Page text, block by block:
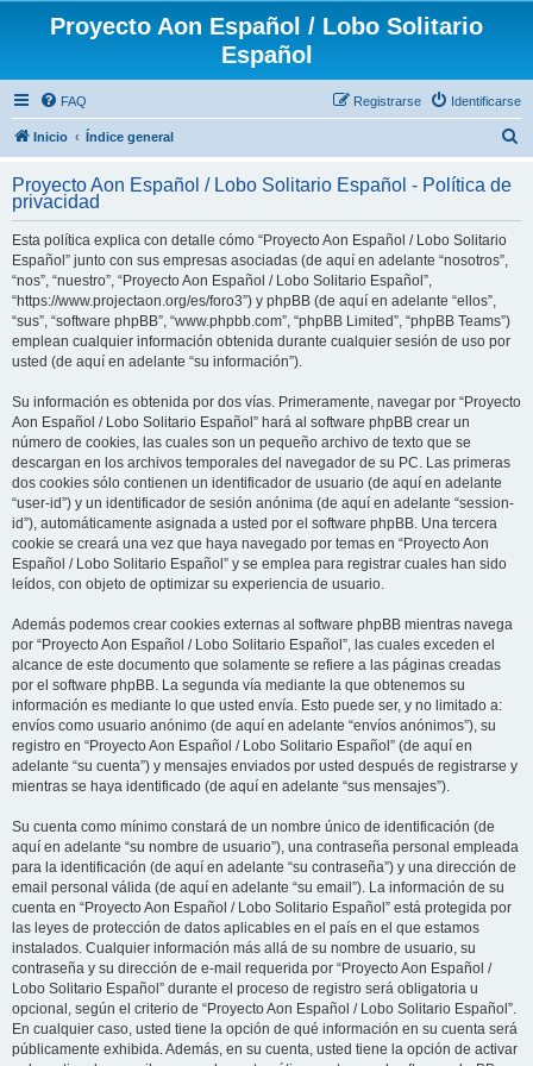
Proyecto Aon Español / Lobo Solitario
Español
FAQ Identificarse
Registrarse
Inicio Índice general
c
Proyecto Aon Español / Lobo Solitario Español - Política de
privacidad
Esta política explica con detalle cómo “Proyecto Aon Español / Lobo Solitario
Español” junto con sus empresas asociadas (de aquí en adelante “nosotros”,
“nos”, “nuestro”, “Proyecto Aon Español / Lobo Solitario Español”,
“https://www.projectaon.org/es/foro3”) y phpBB (de aquí en adelante “ellos”,
“sus”, “software phpBB”, “www.phpbb.com”, “phpBB Limited”, “phpBB Teams”)
emplean cualquier información obtenida durante cualquier sesión de uso por
usted (de aquí en adelante “su información”).
Su información es obtenida por dos vías. Primeramente, navegar por “Proyecto
Aon Español / Lobo Solitario Español” hará al software phpBB crear un
número de cookies, las cuales son un pequeño archivo de texto que se
descargan en los archivos temporales del navegador de su PC. Las primeras
dos cookies sólo contienen un identificador de usuario (de aquí en adelante
“user-id”) y un identificador de sesión anónima (de aquí en adelante “session-
id”), automáticamente asignada a usted por el software phpBB. Una tercera
cookie se creará una vez que haya navegado por temas en “Proyecto Aon
Español / Lobo Solitario Español” y se emplea para registrar cuales han sido
leídos, con objeto de optimizar su experiencia de usuario.
Además podemos crear cookies externas al software phpBB mientras navega
por “Proyecto Aon Español / Lobo Solitario Español”, las cuales exceden el
alcance de este documento que solamente se refiere a las páginas creadas
por el software phpBB. La segunda vía mediante la que obtenemos su
información es mediante lo que usted envía. Esto puede ser, y no limitado a:
envíos como usuario anónimo (de aquí en adelante “envíos anónimos”), su
registro en “Proyecto Aon Español / Lobo Solitario Español” (de aquí en
adelante “su cuenta”) y mensajes enviados por usted después de registrarse y
mientras se haya identificado (de aquí en adelante “sus mensajes”).
Su cuenta como mínimo constará de un nombre único de identificación (de
aquí en adelante “su nombre de usuario”), una contraseña personal empleada
para la identificación (de aquí en adelante “su contraseña”) y una dirección de
email personal válida (de aquí en adelante “su email”). La información de su
cuenta en “Proyecto Aon Español / Lobo Solitario Español” está protegida por
las leyes de protección de datos aplicables en el país en el que estamos
instalados. Cualquier información más allá de su nombre de usuario, su
contraseña y su dirección de e-mail requerida por “Proyecto Aon Español /
Lobo Solitario Español” durante el proceso de registro será obligatoria u
opcional, según el criterio de “Proyecto Aon Español / Lobo Solitario Español”.
En cualquier caso, usted tiene la opción de qué información en su cuenta será
públicamente exhibida. Además, en su cuenta, usted tiene la opción de activar